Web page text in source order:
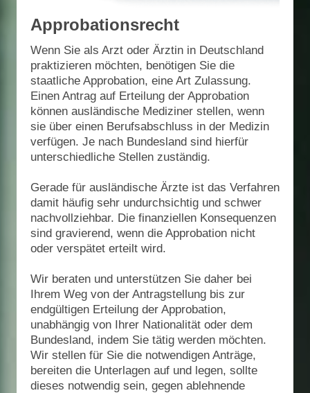
Approbationsrecht
Wenn Sie als Arzt oder Ärztin in Deutschland
praktizieren möchten, benötigen Sie die
staatliche Approbation, eine Art Zulassung.
Einen Antrag auf Erteilung der Approbation
können ausländische Mediziner stellen, wenn
sie über einen Berufsabschluss in der Medizin
verfügen. Je nach Bundesland sind hierfür
unterschiedliche Stellen zuständig.
Gerade für ausländische Ärzte ist das Verfahren
damit häufig sehr undurchsichtig und schwer
nachvollziehbar. Die finanziellen Konsequenzen
sind gravierend, wenn die Approbation nicht
oder verspätet erteilt wird.
Wir beraten und unterstützen Sie daher bei
Ihrem Weg von der Antragstellung bis zur
endgültigen Erteilung der Approbation,
unabhängig von Ihrer Nationalität oder dem
Bundesland, indem Sie tätig werden möchten.
Wir stellen für Sie die notwendigen Anträge,
bereiten die Unterlagen auf und legen, sollte
dieses notwendig sein, gegen ablehnende